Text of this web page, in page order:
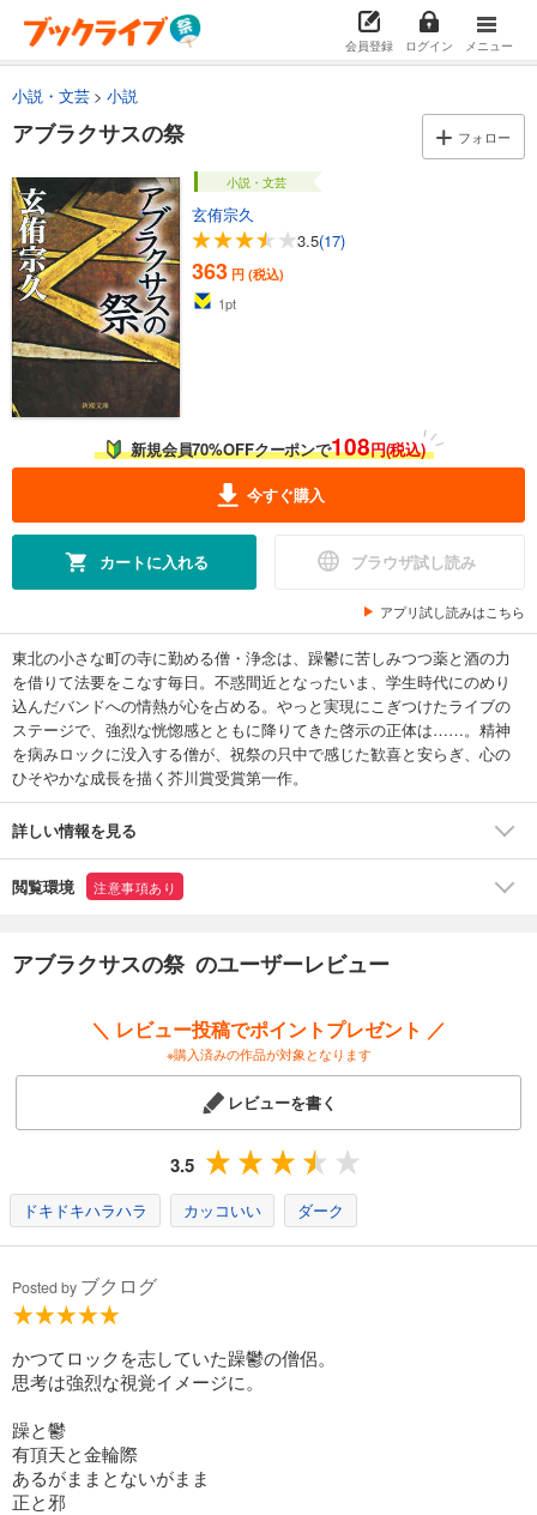
会員登録 ログイン メニュー
小説・文芸 小説
アブラクサスの祭 フォロー
小説・文芸
玄侑宗久
3.5(17)
363 円 (税込)
1pt
新規会員70%OFFクーポンで108円(税込)
今すぐ購入
カートに入れる ブラウザ試し読み
アプリ試し読みはこちら
東北の小さな町の寺に勤める僧・浄念は、躁鬱に苦しみつつ薬と酒の力
を借りて法要をこなす毎日。不惑間近となったいま、学生時代にのめり
込んだバンドへの情熱が心を占める。やっと実現にこぎつけたライブの
ステージで、強烈な恍惚感とともに降りてきた啓示の正体は……。精神
を病みロックに没入する僧が、祝祭の只中で感じた歓喜と安らぎ、心の
ひそやかな成長を描く芥川賞受賞第一作。
詳しい情報を見る
閲覧環境 注意事項あり
アブラクサスの祭 のユーザーレビュー
＼ レビュー投稿でポイントプレゼント ／
※購入済みの作品が対象となります
レビューを書く
3.5
ドキドキハラハラ カッコいい ダーク
Posted by ブクログ
かつてロックを志していた躁鬱の僧侶。
思考は強烈な視覚イメージに。
躁と鬱
有頂天と金輪際
あるがままとないがまま
正と邪